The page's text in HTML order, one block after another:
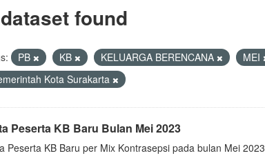
found
PB KB KELUARGA BERENCANA MEI
Kota Surakarta
Peserta KB Baru Bulan Mei 2023
Peserta KB Baru per Mix Kontrasepsi pada bulan Mei 2023